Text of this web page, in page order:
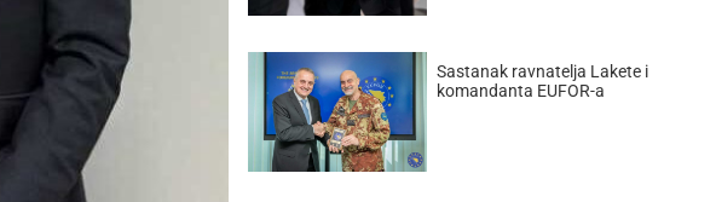
Sastanak ravnatelja Lakete i
komandanta EUFOR-a